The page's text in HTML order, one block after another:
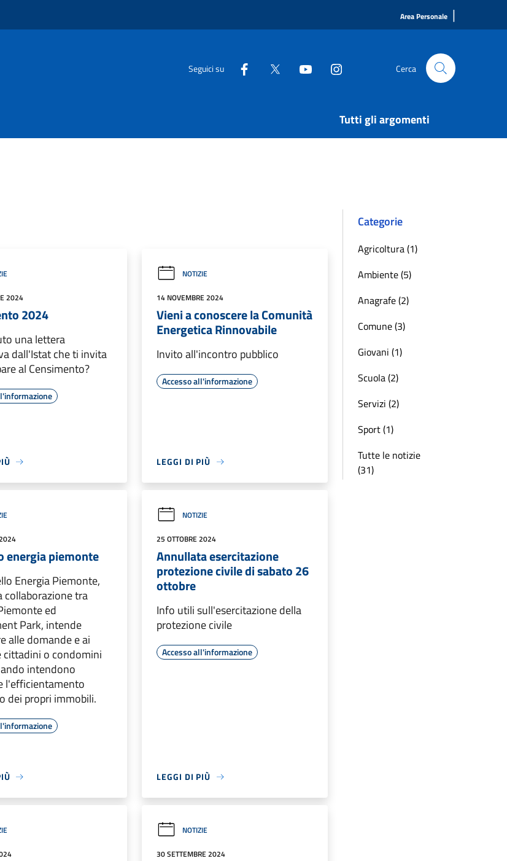
Area Personale |
Seguici su Cerca
Tutti gli argomenti
2024
2024
una lettera
dall'Istat che ti invita
al Censimento?
NOTIZIE
14 NOVEMBRE 2024
Vieni a conoscere la Comunità
Energetica Rinnovabile
Invito all'incontro pubblico
Accesso all'informazione
LEGGI DI PIÙ
energia piemonte
Energia Piemonte,
collaborazione tra
ed
Park, intende
alle domande e ai
cittadini o condomini
intendono
l'efficientamento
dei propri immobili.
NOTIZIE
25 OTTOBRE 2024
Annullata esercitazione
protezione civile di sabato 26
ottobre
Info utili sull'esercitazione della
protezione civile
Accesso all'informazione
LEGGI DI PIÙ
NOTIZIE
30 SETTEMBRE 2024
Categorie
Agricoltura (1)
Ambiente (5)
Anagrafe (2)
Comune (3)
Giovani (1)
Scuola (2)
Servizi (2)
Sport (1)
Tutte le notizie
(31)